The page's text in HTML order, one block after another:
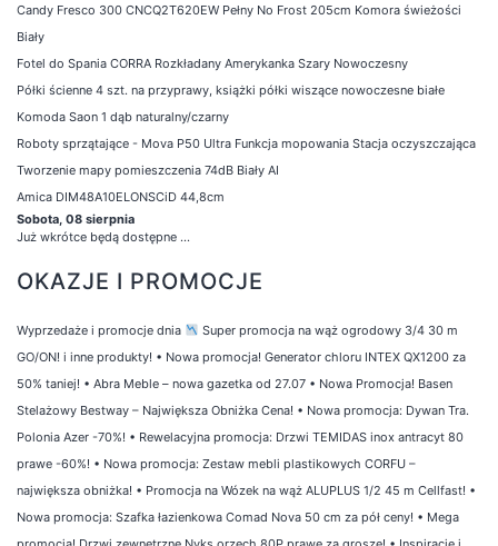
Candy Fresco 300 CNCQ2T620EW Pełny No Frost 205cm Komora świeżości
Biały
Fotel do Spania CORRA Rozkładany Amerykanka Szary Nowoczesny
Półki ścienne 4 szt. na przyprawy, książki półki wiszące nowoczesne białe
Komoda Saon 1 dąb naturalny/czarny
Roboty sprzątające - Mova P50 Ultra Funkcja mopowania Stacja oczyszczająca
Tworzenie mapy pomieszczenia 74dB Biały AI
Amica DIM48A10ELONSCiD 44,8cm
Sobota, 08 sierpnia
Już wkrótce będą dostępne ...
OKAZJE I PROMOCJE
Wyprzedaże i promocje dnia
Super promocja na wąż ogrodowy 3/4 30 m
GO/ON! i inne produkty! • Nowa promocja! Generator chloru INTEX QX1200 za
50% taniej! • Abra Meble – nowa gazetka od 27.07 • Nowa Promocja! Basen
Stelażowy Bestway – Największa Obniżka Cena! • Nowa promocja: Dywan Tra.
Polonia Azer -70%! • Rewelacyjna promocja: Drzwi TEMIDAS inox antracyt 80
prawe -60%! • Nowa promocja: Zestaw mebli plastikowych CORFU –
największa obniżka! • Promocja na Wózek na wąż ALUPLUS 1/2 45 m Cellfast! •
Nowa promocja: Szafka łazienkowa Comad Nova 50 cm za pół ceny! • Mega